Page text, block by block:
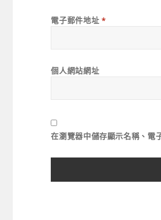
電子郵件地址 *
個人網站網址
在瀏覽器中儲存顯示名稱、電